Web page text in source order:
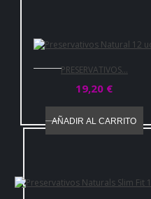
PRESERVATIVOS...
19,20 €
AÑADIR AL CARRITO